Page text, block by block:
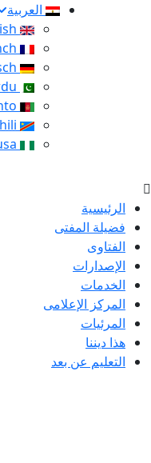
العربية
الرئيسية
فضيلة المفتى
الفتاوى
الإصدارات
الخدمات
المركز الإعلامى
المرئيات
هذا ديننا
التعليم عن بعد